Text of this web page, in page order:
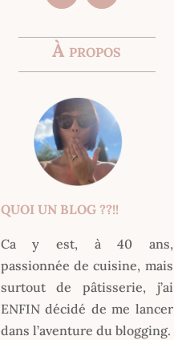
À propos
QUOI UN BLOG ??!!
Ca y est, à 40 ans,
passionnée de cuisine, mais
surtout de pâtisserie, j’ai
ENFIN décidé de me lancer
dans l’aventure du blogging.